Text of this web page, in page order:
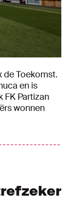
Toekomst.
en is
FK Partizan
wonnen